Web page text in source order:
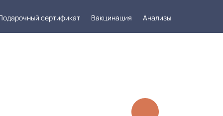
сертификат Вакцинация Анализы